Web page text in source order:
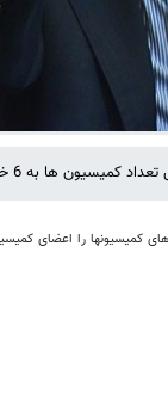
ها به 6 خبر داد
کمیسیونها را اعضای